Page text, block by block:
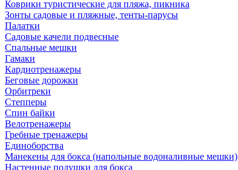
Коврики туристические для пляжа, пикника
Зонты садовые и пляжные, тенты-парусы
Палатки
Садовые качели подвесные
Спальные мешки
Гамаки
Кардиотренажеры
Беговые дорожки
Орбитреки
Степперы
Спин байки
Велотренажеры
Гребные тренажеры
Единоборства
Манекены для бокса (напольные водоналивные мешки)
Настенные подушки для бокса